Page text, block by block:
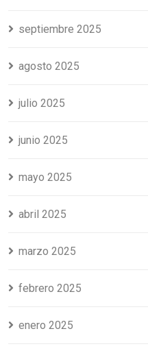
septiembre 2025
agosto 2025
julio 2025
junio 2025
mayo 2025
abril 2025
marzo 2025
febrero 2025
enero 2025